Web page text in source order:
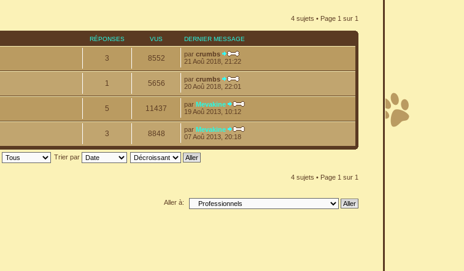
4 sujets • Page 1 sur 1
RÉPONSES VUS DERNIER MESSAGE
3 8552 parcrumbs
21 Aoû 2018, 21:22
1 5656 parcrumbs
20 Aoû 2018, 22:01
5 11437 parMevakine
19 Aoû 2013, 10:12
3 8848 parMevakine
07 Aoû 2013, 20:18
Trier par
4 sujets • Page 1 sur 1
Aller à: